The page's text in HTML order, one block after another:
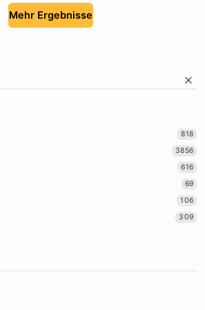
Mehr Ergebnisse
818
3856
616
69
106
309